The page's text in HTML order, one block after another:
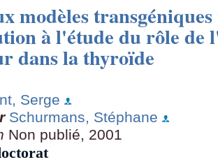
modèles
à l'étude du rôle de
dans la thyroïde
Serge
Schurmans, Stéphane
Non publié, 2001